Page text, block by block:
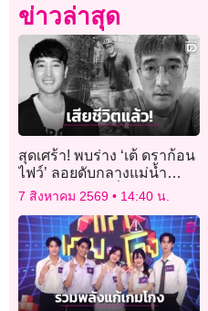
ข่าวล่าสุด
สุดเศร้า! พบร่าง ‘เต้ ดราก้อน
ไฟว์’ ลอยดับกลางแม่น้ำ
เจ้าพระยา หลังปั่นจักรยาน
7 สิงหาคม 2569 14:40 น.